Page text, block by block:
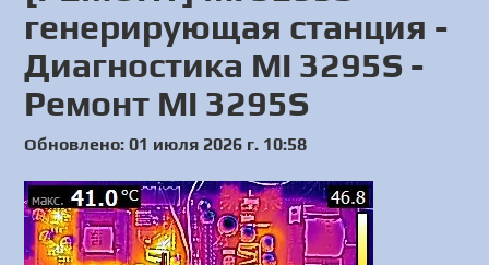
генерирующая станция -
Диагностика MI 3295S -
Ремонт MI 3295S
Обновлено: 01 июля 2026 г. 10:58